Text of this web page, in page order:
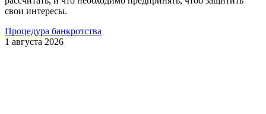
свои интересы.
Процедура банкротства
1 августа 2026